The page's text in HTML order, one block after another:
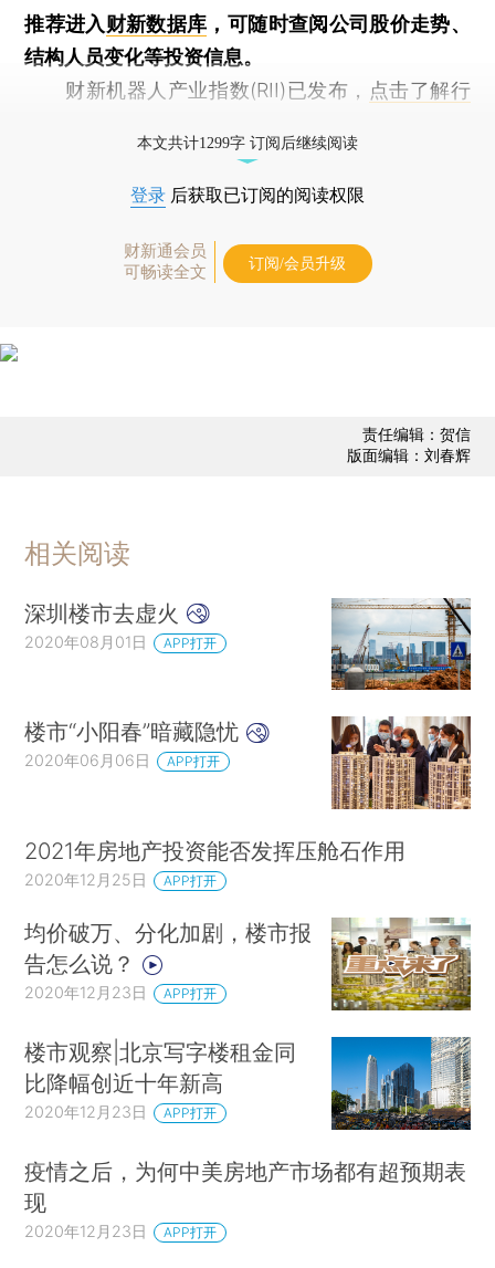
推荐进入财新数据库 ，可随时查阅公司股价走势、
结构人员变化等投资信息。
财新机器人产业指数(RII)已发布， 点击了解行
本文共计1299字 订阅后继续阅读
登录 后获取已订阅的阅读权限
财新通会员
可畅读全文
订阅/会员升级
责任编辑：贺信
版面编辑：刘春辉
相关阅读
深圳楼市去虚火
2020年08月01日 APP打开
楼市“小阳春”暗藏隐忧
2020年06月06日 APP打开
2021年房地产投资能否发挥压舱石作用
2020年12月25日 APP打开
均价破万、分化加剧，楼市报
告怎么说？
2020年12月23日 APP打开
楼市观察|北京写字楼租金同
比降幅创近十年新高
2020年12月23日 APP打开
疫情之后，为何中美房地产市场都有超预期表
现
2020年12月23日 APP打开